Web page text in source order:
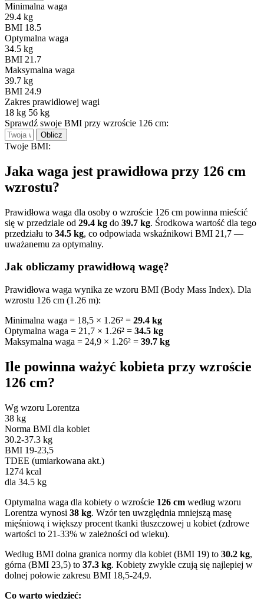
Minimalna waga
29.4 kg
BMI 18.5
Optymalna waga
34.5 kg
BMI 21.7
Maksymalna waga
39.7 kg
BMI 24.9
Zakres prawidłowej wagi
18 kg 56 kg
Sprawdź swoje BMI przy wzroście 126 cm:
Oblicz
Twoje BMI:
Jaka waga jest prawidłowa przy 126 cm
wzrostu?
Prawidłowa waga dla osoby o wzroście 126 cm powinna mieścić
się w przedziale od 29.4 kg do 39.7 kg. Środkowa wartość dla tego
przedziału to 34.5 kg, co odpowiada wskaźnikowi BMI 21,7 —
uważanemu za optymalny.
Jak obliczamy prawidłową wagę?
Prawidłowa waga wynika ze wzoru BMI (Body Mass Index). Dla
wzrostu 126 cm (1.26 m):
Minimalna waga = 18,5 × 1.26² = 29.4 kg
Optymalna waga = 21,7 × 1.26² = 34.5 kg
Maksymalna waga = 24,9 × 1.26² = 39.7 kg
Ile powinna ważyć kobieta przy wzroście
126 cm?
Wg wzoru Lorentza
38 kg
Norma BMI dla kobiet
30.2-37.3 kg
BMI 19-23,5
TDEE (umiarkowana akt.)
1274 kcal
dla 34.5 kg
Optymalna waga dla kobiety o wzroście 126 cm według wzoru
Lorentza wynosi 38 kg. Wzór ten uwzględnia mniejszą masę
mięśniową i większy procent tkanki tłuszczowej u kobiet (zdrowe
wartości to 21-33% w zależności od wieku).
Według BMI dolna granica normy dla kobiet (BMI 19) to 30.2 kg,
górna (BMI 23,5) to 37.3 kg. Kobiety zwykle czują się najlepiej w
dolnej połowie zakresu BMI 18,5-24,9.
Co warto wiedzieć: